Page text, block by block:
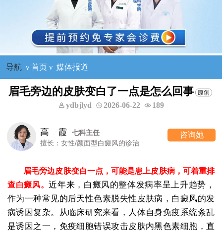
导航 ν 首页ν 媒体报道
眉毛旁边的皮肤变白了一点是怎么回事
ydbjlyd 2026-06-22 189
高 霞
七科主任
擅长：女性/颜面型白癜风的诊治
咨询她
眉毛旁边皮肤变白一点，可能是患上皮肤病，可着重排
查白癜风。近年来，白癜风的整体发病率呈上升趋势，
作为一种常见的后天性色素脱失性皮肤病，白癜风的发
病诱因复杂。从临床研究来看，人体自身免疫系统紊乱
是诱因之一，免疫细胞错误攻击皮肤内黑色素细胞，直